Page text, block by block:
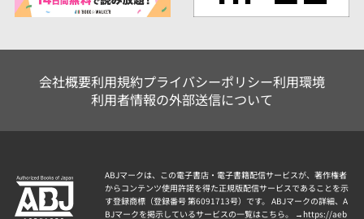
会社概要利用規約プライバシーポリシー利用環境
利用者情報の外部送信について
ABJマークは、この電子書店・電子書籍配信サービスが、著作権者
からコンテンツ使用許諾を得た正規版配信サービスであることを示
す登録商標（登録番号 第6091713号）です。 ABJマークの詳細、A
BJマークを掲示しているサービスの一覧はこちら。 → https://aeb